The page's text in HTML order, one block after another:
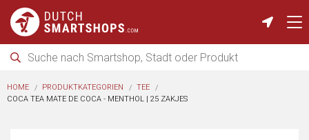
HOME PRODUKTKATEGORIEN
TEE
COCA TEA MATE DE COCA - MENTHOL | 25 ZAKJES